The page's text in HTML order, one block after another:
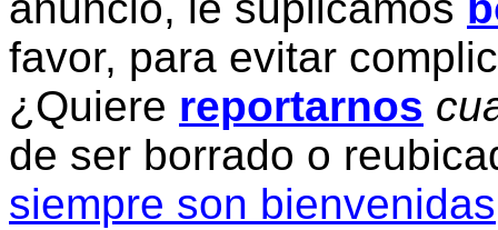
favor, para evitar
¿Quiere reportarnos
de ser borrado o
siempre son bienvenidas